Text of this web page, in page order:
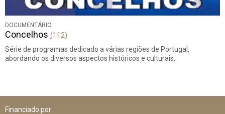
DOCUMENTÁRIO
Concelhos (112)
Série de programas dedicado a várias regiões de Portugal,
abordando os diversos aspectos históricos e culturais.
Financiado por: